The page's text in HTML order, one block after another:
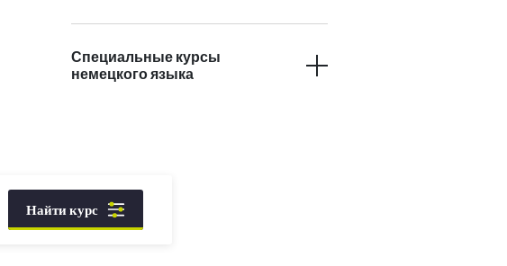
Специальные курсы
немецкого языка
Найти курс